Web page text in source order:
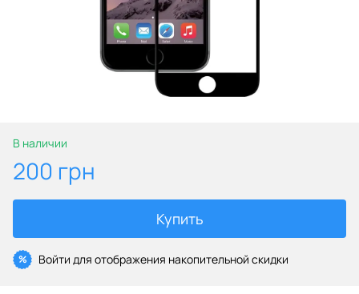
В наличии
200 грн
Купить
% Войти для отображения накопительной скидки